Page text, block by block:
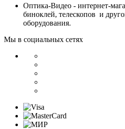
Оптика-Видео - интернет-
биноклей, телескопов и
оборудования.
Мы в социальных сетях